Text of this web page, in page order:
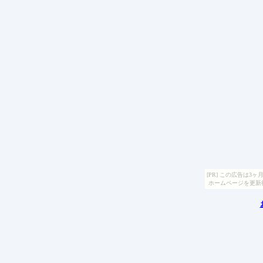
[PR] この広告は3ヶ
ホームページを更